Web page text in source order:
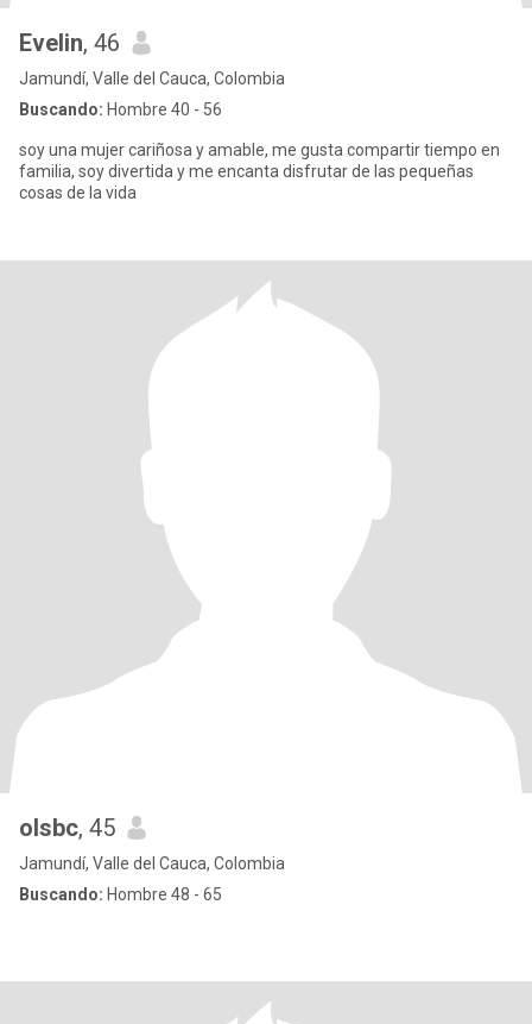
Evelin, 46
Jamundí, Valle del Cauca, Colombia
Buscando: Hombre 40 - 56
soy una mujer cariñosa y amable, me gusta compartir tiempo en
familia, soy divertida y me encanta disfrutar de las pequeñas
cosas de la vida
olsbc, 45
Jamundí, Valle del Cauca, Colombia
Buscando: Hombre 48 - 65